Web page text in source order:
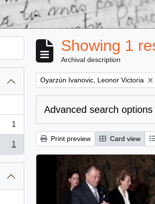
1
1
Showing 1
Archival description
Remove filter:
Oyarzún Ivanovic, Leonor Victoria
Advanced search options
Print preview Card view